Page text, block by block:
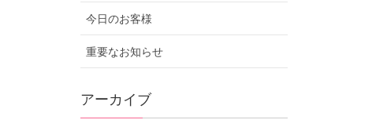
今日のお客様
重要なお知らせ
アーカイブ